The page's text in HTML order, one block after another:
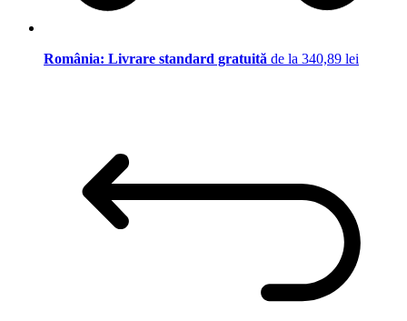
România: Livrare standard gratuită de la 340,89 lei